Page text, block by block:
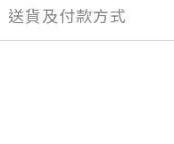
送貨及付款方式